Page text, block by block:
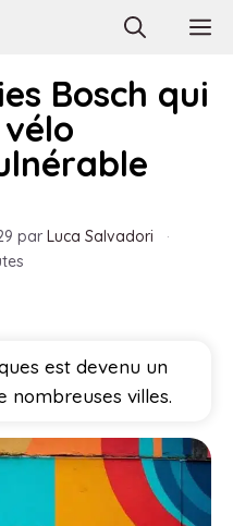
Bosch qui
par Luca Salvadori
·
est devenu un
nombreuses villes.